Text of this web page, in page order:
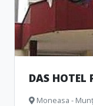
DAS HOTEL
Moneasa -